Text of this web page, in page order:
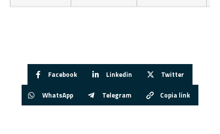
Facebook Linkedin Twitter
WhatsApp Telegram Copia link